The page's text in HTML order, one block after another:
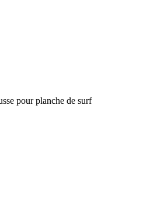
pour planche de surf